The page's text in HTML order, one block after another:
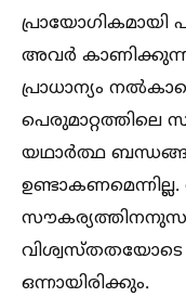
അവര്‍
പ്രാധാന്യം
പെരുമാറ്റത്തിലെ
യഥാര്‍ത്ഥ
ഒന്നായിരിക്കും.